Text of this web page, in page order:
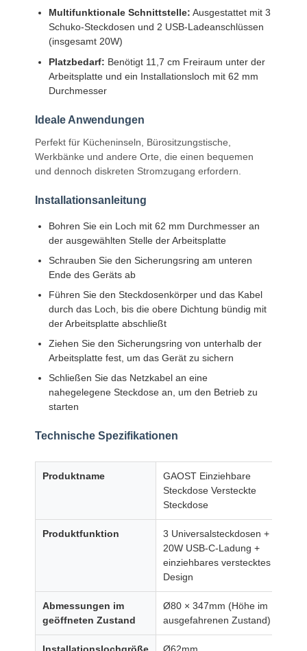
Startseite Produkte Videos Über Uns
Fabrik Tour
Qualitätskont
Kontakt Nachrichten
Kabeldurchführung für Schreibtisch
Einziehbarer Steckdosenleiste
Konferenzsteckdose
Multifunktionale Schnittstelle: Ausgestattet mit 3
Schuko-Steckdosen und 2 USB-Ladeanschlüssen
(insgesamt 20W)
Platzbedarf: Benötigt 11,7 cm Freiraum unter der
Arbeitsplatte und ein Installationsloch mit 62 mm
Durchmesser
Ideale Anwendungen
Perfekt für Kücheninseln, Bürositzungstische,
Werkbänke und andere Orte, die einen bequemen
und dennoch diskreten Stromzugang erfordern.
Installationsanleitung
Bohren Sie ein Loch mit 62 mm Durchmesser an
der ausgewählten Stelle der Arbeitsplatte
Schrauben Sie den Sicherungsring am unteren
Ende des Geräts ab
Führen Sie den Steckdosenkörper und das Kabel
durch das Loch, bis die obere Dichtung bündig mit
der Arbeitsplatte abschließt
Ziehen Sie den Sicherungsring von unterhalb der
Arbeitsplatte fest, um das Gerät zu sichern
Schließen Sie das Netzkabel an eine
nahegelegene Steckdose an, um den Betrieb zu
starten
Technische Spezifikationen
Produktname
GAOST Einziehbare
Steckdose Versteckte
Steckdose
Produktfunktion
3 Universalsteckdosen +
20W USB-C-Ladung +
einziehbares verstecktes
Design
Abmessungen im
geöffneten Zustand
Ø80 × 347mm (Höhe im
ausgefahrenen Zustand)
Installationslochgröße Ø62mm